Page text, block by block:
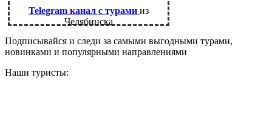
Telegram канал с турами из
Челябинска
Подписывайся и следи за самыми выгодными турами,
новинками и популярными направлениями
Наши туристы: